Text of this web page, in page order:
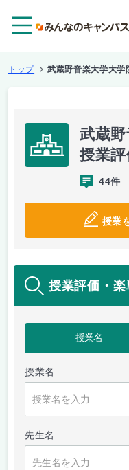
トップ 武蔵野音楽大学大学
武蔵
授業
44件
授業
授業評価・
授業名
授業名
先生名